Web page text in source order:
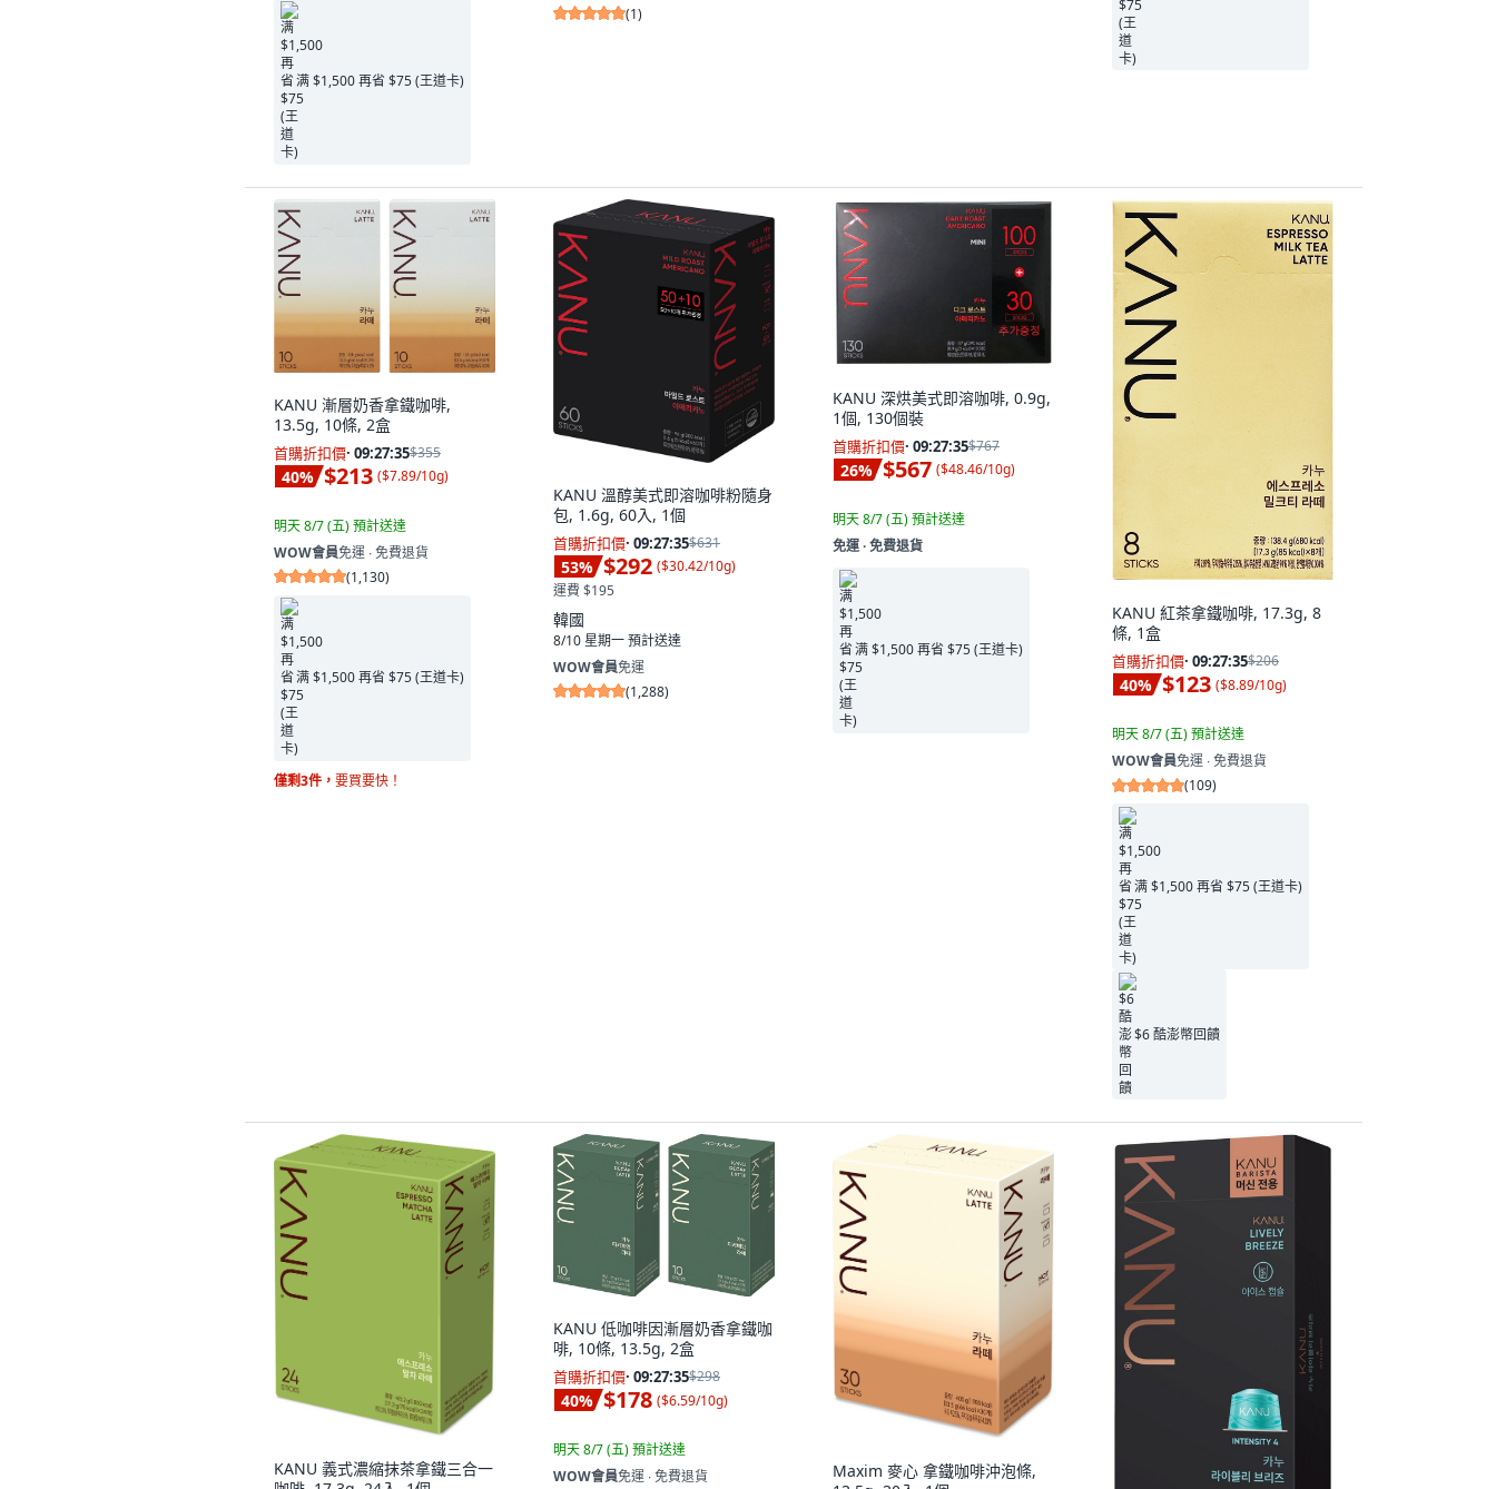
满 $1,500 再省 $75 (王道卡)
(1)
KANU 漸層奶香拿鐵咖啡,
13.5g, 10條, 2盒
首購折扣價· 09:27:34$355
40% $213 ($7.89/10g)
明天 8/7 (五)預計送達
WOW會員免運 ∙ 免費退貨
(1,130)
满 $1,500 再省 $75 (王道卡)
僅剩3件， 要買要快！
KANU 溫醇美式即溶咖啡粉隨身
包, 1.6g, 60入, 1個
首購折扣價· 09:27:34$631
53% $292 ($30.42/10g)
運費 $195
韓國
8/10 星期一預計送達
WOW會員免運
(1,288)
KANU 深烘美式即溶咖啡, 0.9g,
1個, 130個裝
首購折扣價· 09:27:34$767
26% $567 ($48.46/10g)
明天 8/7 (五)預計送達
免運 ∙ 免費退貨
满 $1,500 再省 $75 (王道卡)
KANU 紅茶拿鐵咖啡, 17.3g, 8
條, 1盒
首購折扣價· 09:27:34$206
40% $123 ($8.89/10g)
明天 8/7 (五)預計送達
WOW會員免運 ∙ 免費退貨
(109)
满 $1,500 再省 $75 (王道卡)
$6 酷澎幣回饋
KANU 義式濃縮抹茶拿鐵三合一
KANU 低咖啡因漸層奶香拿鐵咖
啡, 10條, 13.5g, 2盒
首購折扣價· 09:27:34$298
40% $178 ($6.59/10g)
明天 8/7 (五)預計送達
WOW會員免運 ∙ 免費退貨
Maxim 麥心 拿鐵咖啡沖泡條,